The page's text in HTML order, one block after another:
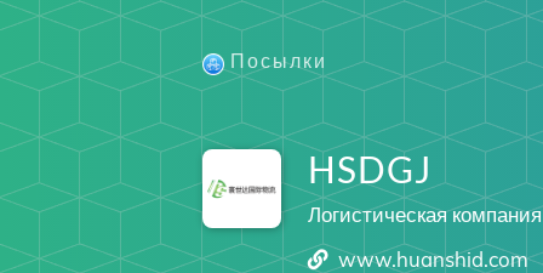
Посылки
HSDGJ
Логистическая компания
www.huanshid.com